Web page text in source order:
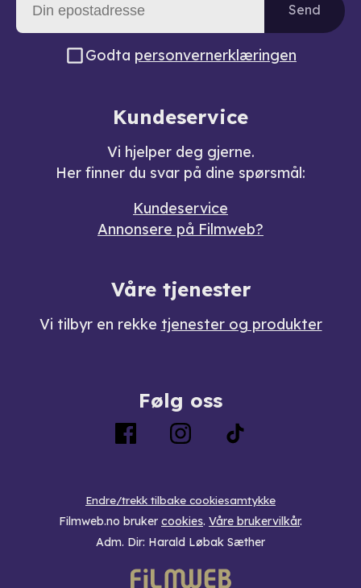
Send
Godta personvernerklæringen
Kundeservice
Vi hjelper deg gjerne.
Her finner du svar på dine spørsmål:
Kundeservice
Annonsere på Filmweb?
Våre tjenester
Vi tilbyr en rekke tjenester og produkter
Følg oss
Endre/trekk tilbake cookiesamtykke
Filmweb.no bruker cookies. Våre brukervilkår.
Adm. Dir: Harald Løbak Sæther